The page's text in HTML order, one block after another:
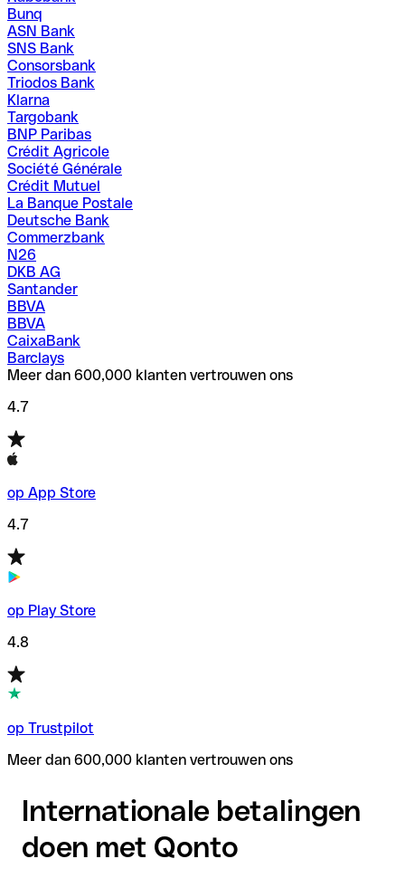
Bunq
ASN Bank
SNS Bank
Consorsbank
Triodos Bank
Klarna
Targobank
BNP Paribas
Crédit Agricole
Société Générale
Crédit Mutuel
La Banque Postale
Deutsche Bank
Commerzbank
N26
DKB AG
Santander
BBVA
BBVA
CaixaBank
Barclays
Meer dan 600,000 klanten vertrouwen ons
4.7
op App Store
4.7
op Play Store
4.8
op Trustpilot
Meer dan 600,000 klanten vertrouwen ons
Internationale betalingen
doen met Qonto